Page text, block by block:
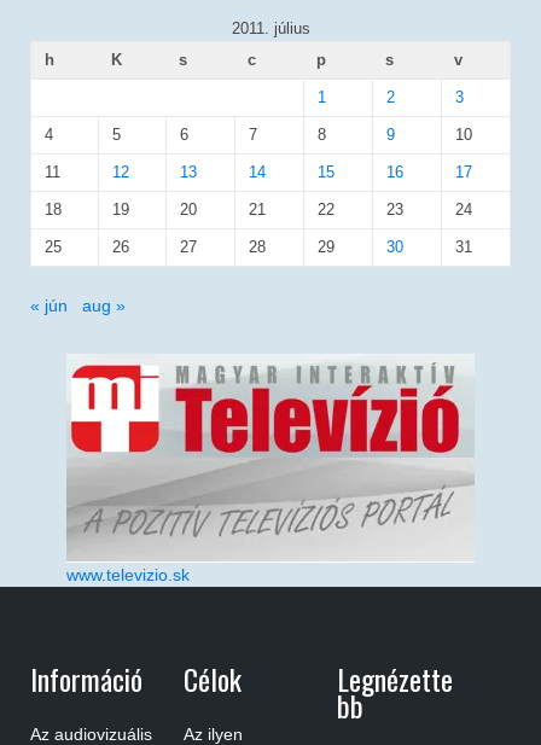
2011. július
h
K s c p s v
1 2 3
4 5 6 7 8 9 10
11 12 13 14 15 16 17
18 19 20 21 22 23 24
25 26 27 28 29 30 31
« jún aug »
www.televizio.sk
Információ
Az audiovizuális
Célok
Az ilyen
Legnézette
Bb